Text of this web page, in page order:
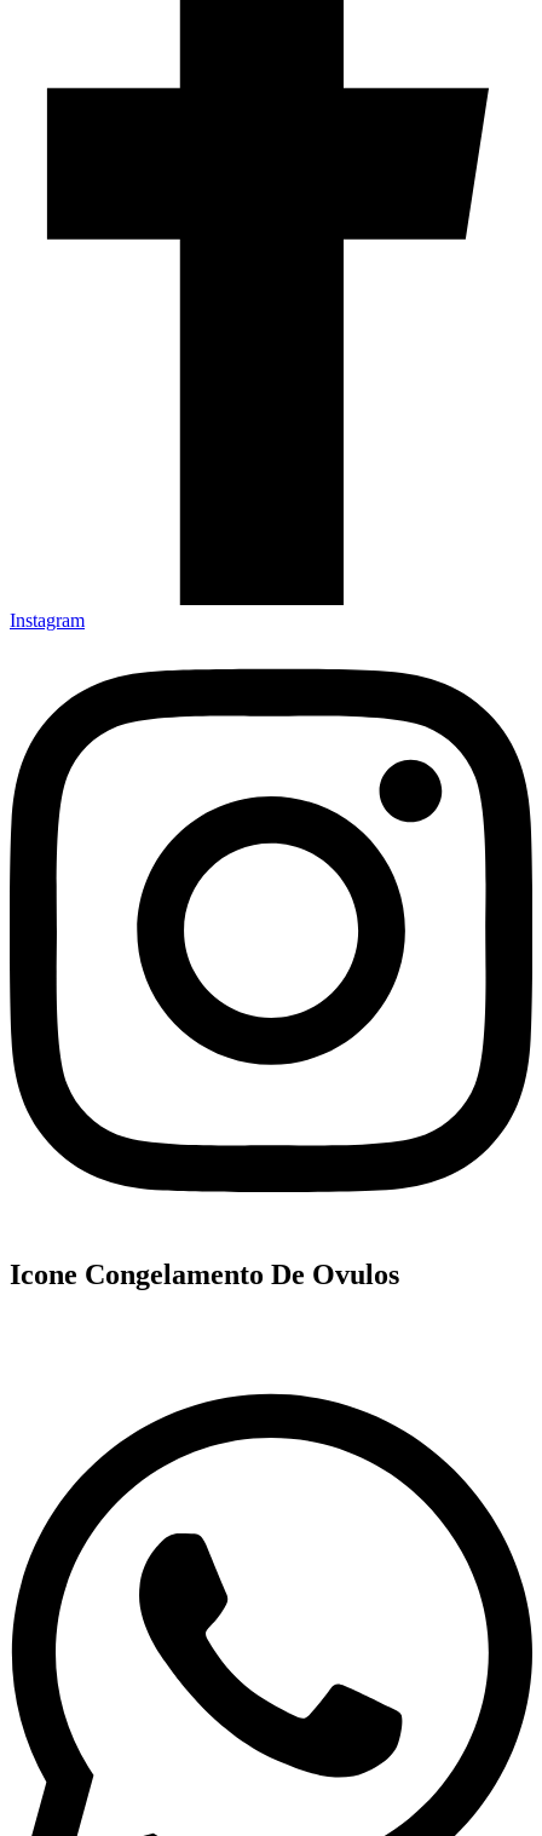
Instagram
Icone Congelamento De Ovulos